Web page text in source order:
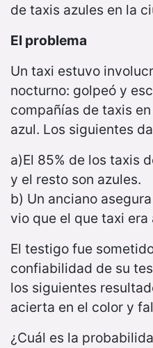
de taxis azules en la
El problema
Un taxi estuvo
nocturno: golpeó y
compañías de taxis
azul. Los siguientes
a)El 85% de los taxis
y el resto son azules.
b) Un anciano
vio que el que taxi era
El testigo fue
confiabilidad de su
los siguientes
acierta en el color y
¿Cuál es la